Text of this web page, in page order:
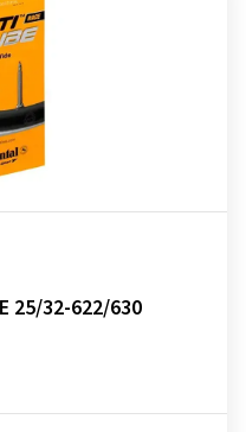
25/32-622/630